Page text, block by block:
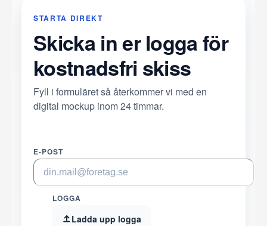
STARTA DIREKT
Skicka in er logga för
kostnadsfri skiss
Fyll i formuläret så återkommer vi med en
digital mockup inom 24 timmar.
E-POST
LOGGA
Ladda upp logga